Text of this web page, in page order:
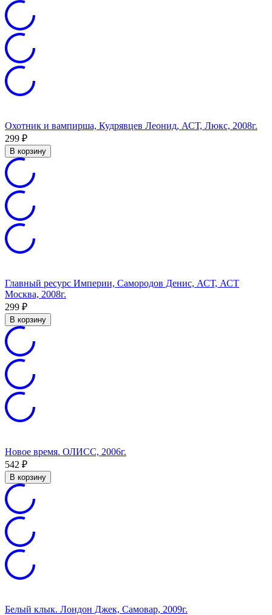
Охотник и вампирша, Кудрявцев Леонид, АСТ, Люкс, 2008г.
299 ₽
В корзину
Главный ресурс Империи, Самородов Денис, АСТ, АСТ
Москва, 2008г.
299 ₽
В корзину
Новое время. ОЛИСС, 2006г.
542 ₽
В корзину
Белый клык. Лондон Джек, Самовар, 2009г.